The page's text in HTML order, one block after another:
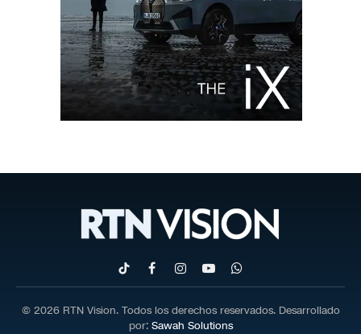
TikTokFacebookInstagram
YouTubeWhatsApp
© 2026 RTN Vision. Todos los derechos reservados. Desarrollado
por: Sawah Solutions